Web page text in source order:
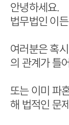
안녕하세요.
법무법인 이
여러분은 혹
의 관계가 틀
또는 이미 파
해 법적인 문